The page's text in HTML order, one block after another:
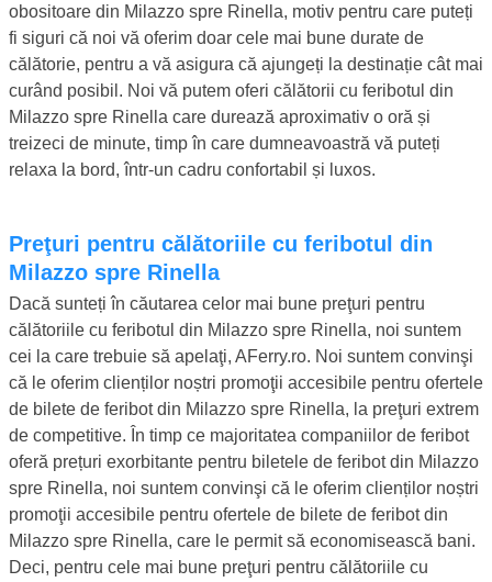
obositoare din Milazzo spre Rinella, motiv pentru care puteți
fi siguri că noi vă oferim doar cele mai bune durate de
călătorie, pentru a vă asigura că ajungeți la destinație cât mai
curând posibil. Noi vă putem oferi călătorii cu feribotul din
Milazzo spre Rinella care durează aproximativ o oră și
treizeci de minute, timp în care dumneavoastră vă puteți
relaxa la bord, într-un cadru confortabil și luxos.
Preţuri pentru călătoriile cu feribotul din
Milazzo spre Rinella
Dacă sunteți în căutarea celor mai bune preţuri pentru
călătoriile cu feribotul din Milazzo spre Rinella, noi suntem
cei la care trebuie să apelaţi, AFerry.ro. Noi suntem convinşi
că le oferim clienților noștri promoţii accesibile pentru ofertele
de bilete de feribot din Milazzo spre Rinella, la preţuri extrem
de competitive. În timp ce majoritatea companiilor de feribot
oferă prețuri exorbitante pentru biletele de feribot din Milazzo
spre Rinella, noi suntem convinşi că le oferim clienților noștri
promoţii accesibile pentru ofertele de bilete de feribot din
Milazzo spre Rinella, care le permit să economisească bani.
Deci, pentru cele mai bune preţuri pentru călătoriile cu